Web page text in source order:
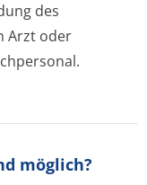
des
Arzt oder
möglich?